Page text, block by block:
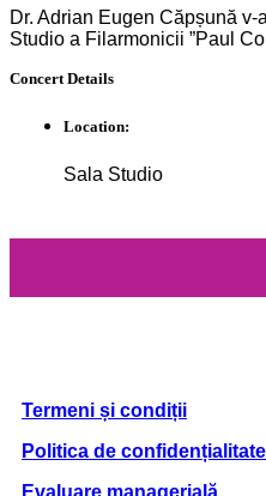
Dr. Adrian Eugen Căpșună
Studio a Filarmonicii ”Paul
ConcertDetails
Location:
Sala Studio
Termeni și condiții
Politica de confidențialitate